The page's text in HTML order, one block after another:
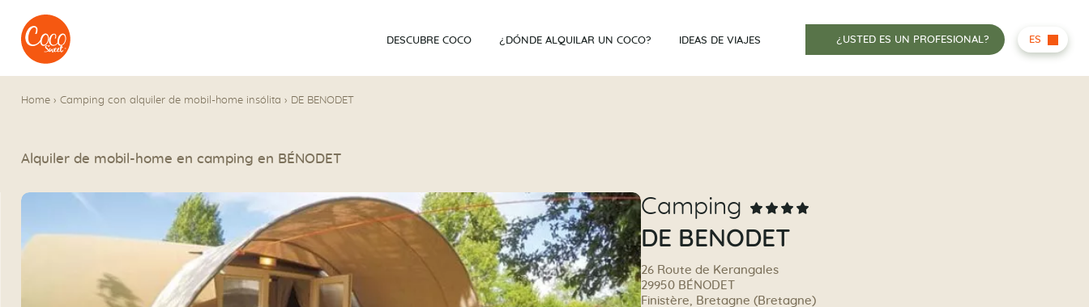
Ir al menú
Ir a los contenidos
DESCUBRE COCO ¿DÓNDE ALQUILAR UN COCO? IDEAS DE VIAJES ¿USTED ES UN PROFESIONAL? ES
Home › Camping con alquiler de mobil-home insólita › DE BENODET
Alquiler de mobil-home en camping en BÉNODET
Camping
DE BENODET
26 Route de Kerangales
29950 BÉNODET
Finistère, Bretagne (Bretagne)